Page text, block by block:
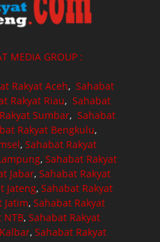
MEDIA GROUP :
Rakyat Aceh, Sahabat
Rakyat Riau, Sahabat
Sumbar,Sahabat
Rakyat Bengkulu,
, Sahabat Rakyat
,Sahabat Rakyat
Jabar,Sahabat Rakyat
Jateng, Sahabat Rakyat
Jatim, Sahabat Rakyat
NTB,Sahabat Rakyat
,Sahabat Rakyat